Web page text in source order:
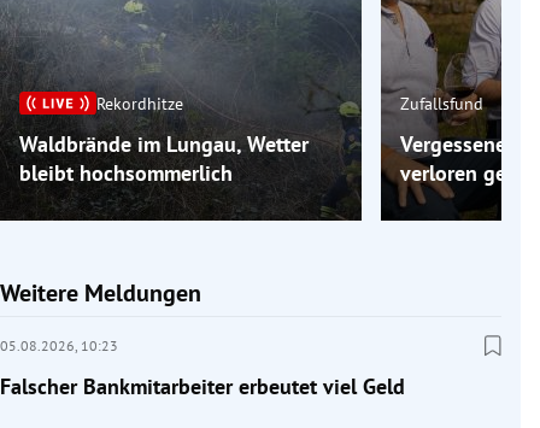
Rekordhitze
Waldbrände im Lungau, Wetter
bleibt hochsommerlich
Zufallsfund
Vergessene
verloren
Weitere Meldungen
05.08.2026, 10:23
Falscher Bankmitarbeiter erbeutet viel Geld